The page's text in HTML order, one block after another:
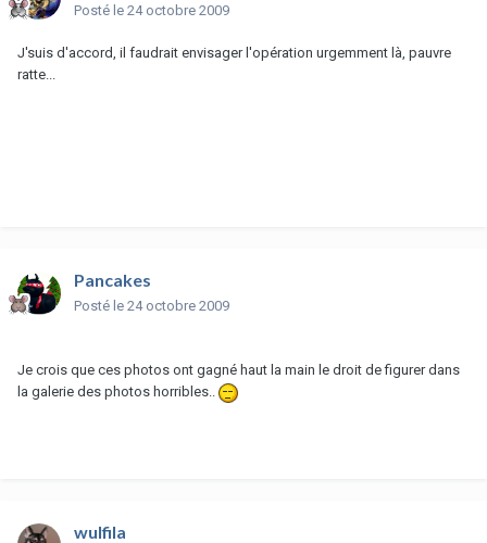
Posté le 24 octobre 2009
J'suis d'accord, il faudrait envisager l'opération urgemment là, pauvre
ratte...
Pancakes
Posté le 24 octobre 2009
Je crois que ces photos ont gagné haut la main le droit de figurer dans
la galerie des photos horribles..
wulfila